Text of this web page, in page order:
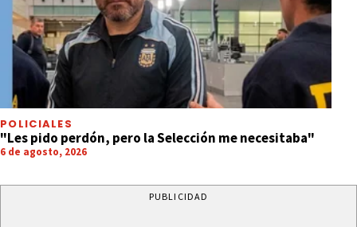
POLICIALES
"Les pido perdón, pero la Selección me necesitaba"
6 de agosto, 2026
PUBLICIDAD